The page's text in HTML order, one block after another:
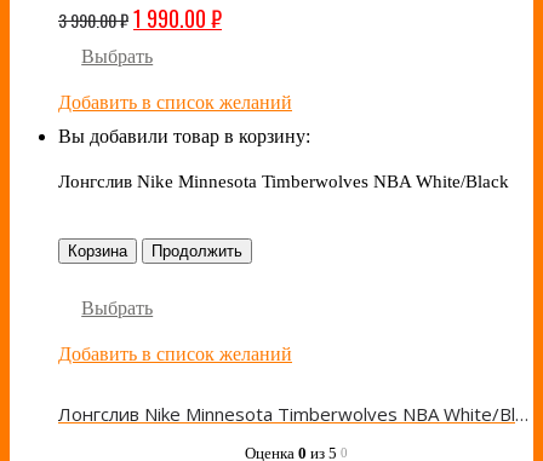
3 990.00₽1 990.00₽
Выбрать
Добавить в список желаний
Вы добавили товар в корзину:
Лонгслив Nike Minnesota Timberwolves NBA White/Black
Корзина Продолжить
Выбрать
Добавить в список желаний
Лонгслив Nike Minnesota Timberwolves NBA White/Black
Оценка 0 из 5 0